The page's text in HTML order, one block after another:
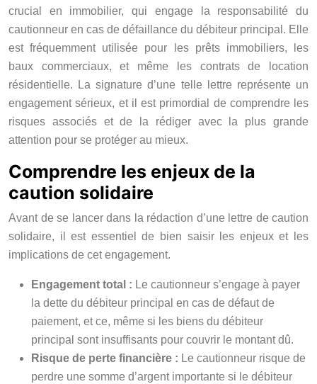
crucial en immobilier, qui engage la responsabilité du
cautionneur en cas de défaillance du débiteur principal. Elle
est fréquemment utilisée pour les prêts immobiliers, les
baux commerciaux, et même les contrats de location
résidentielle. La signature d’une telle lettre représente un
engagement sérieux, et il est primordial de comprendre les
risques associés et de la rédiger avec la plus grande
attention pour se protéger au mieux.
Comprendre les enjeux de la
caution solidaire
Avant de se lancer dans la rédaction d’une lettre de caution
solidaire, il est essentiel de bien saisir les enjeux et les
implications de cet engagement.
Engagement total : Le cautionneur s’engage à payer
la dette du débiteur principal en cas de défaut de
paiement, et ce, même si les biens du débiteur
principal sont insuffisants pour couvrir le montant dû.
Risque de perte financière : Le cautionneur risque de
perdre une somme d’argent importante si le débiteur